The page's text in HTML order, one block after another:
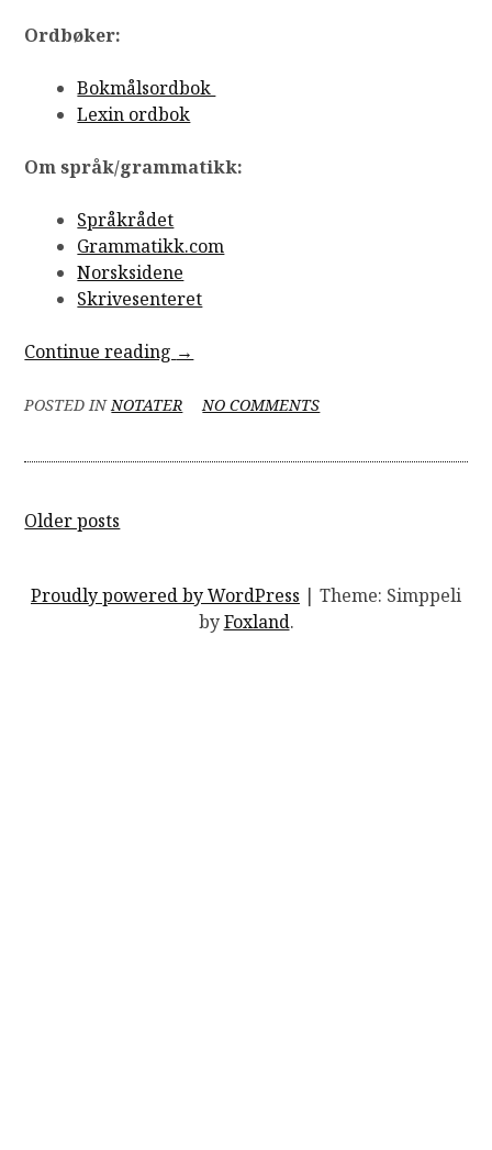
Ordbøker:
Bokmålsordbok
Lexin ordbok
Om språk/grammatikk:
Språkrådet
Grammatikk.com
Norsksidene
Skrivesenteret
Continue reading “Nyttige
→
POSTED INNOTATER NO COMMENTSON
Posts
Older posts
Proudly powered by WordPress | Theme: Simppeli
byFoxland.